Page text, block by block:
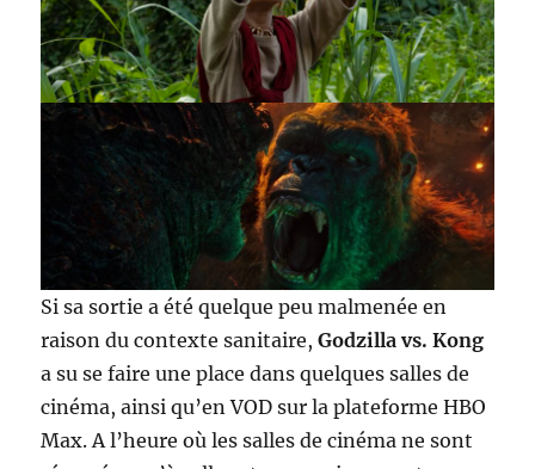
Si sa sortie a été quelque peu malmenée en
raison du contexte sanitaire,Godzilla vs. Kong
a su se faire une place dans quelques salles de
cinéma, ainsi qu’en VOD sur la plateforme HBO
Max. A l’heure où les salles de cinéma ne sont